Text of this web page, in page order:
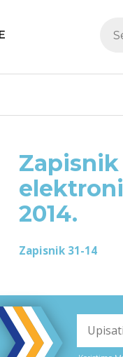
Zapisnik
2014.
Zapisnik 31-14